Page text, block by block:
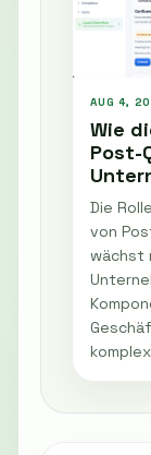
AUG 4,
Wie
Post-
Die
von
wächst